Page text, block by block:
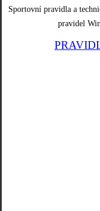
Sportovní pravidla a
pravidel